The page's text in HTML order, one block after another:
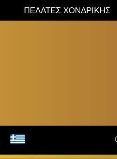
ΠΕΛΑΤΕΣ ΧΟΝΔΡΙΚΗΣ